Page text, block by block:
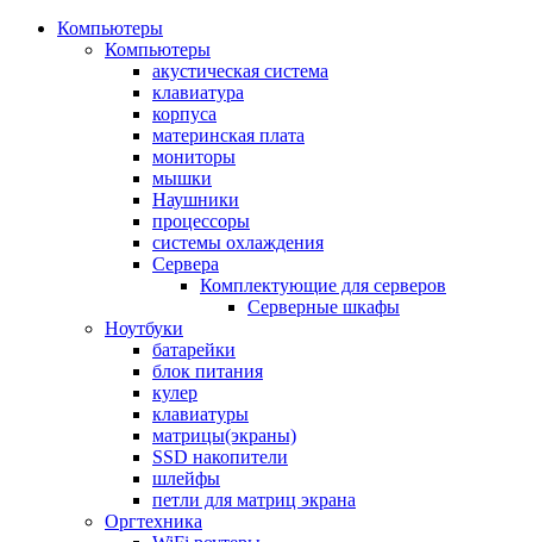
Компьютеры
Компьютеры
акустическая система
клавиатура
корпуса
материнская плата
мониторы
мышки
Наушники
процессоры
системы охлаждения
Сервера
Комплектующие для серверов
Серверные шкафы
Ноутбуки
батарейки
блок питания
кулер
клавиатуры
матрицы(экраны)
SSD накопители
шлейфы
петли для матриц экрана
Оргтехника